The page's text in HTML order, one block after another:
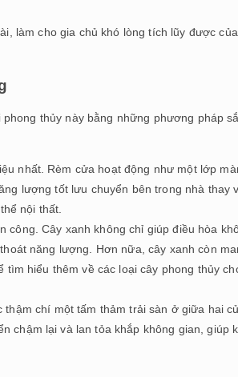
làm cho gia chủ khó lòng tích lũy được
thủy này bằng những phương pháp
nhất. Rèm cửa hoạt động như một lớp
lượng tốt lưu chuyển bên trong nhà thay
nội thất.
Cây xanh không chỉ giúp điều hòa
năng lượng. Hơn nữa, cây xanh còn
hiểu thêm về các loại cây phong thủy
chí một tấm thảm trải sàn ở giữa hai
chậm lại và lan tỏa khắp không gian, giúp